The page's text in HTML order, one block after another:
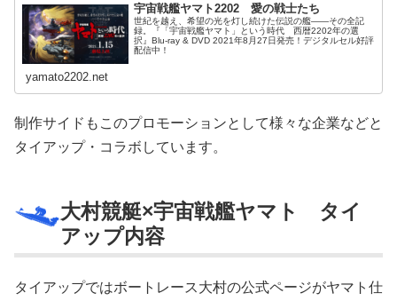
宇宙戦艦ヤマト2202 愛の戦士たち
世紀を越え、希望の光を灯し続けた伝説の艦――その全記
録。『「宇宙戦艦ヤマト」という時代 西暦2202年の選
択』Blu-ray & DVD 2021年8月27日発売！デジタルセル好評
配信中！
yamato2202.net
制作サイドもこのプロモーションとして様々な企業などと
タイアップ・コラボしています。
大村競艇×宇宙戦艦ヤマト タイ
アップ内容
タイアップではボートレース大村の公式ページがヤマト仕